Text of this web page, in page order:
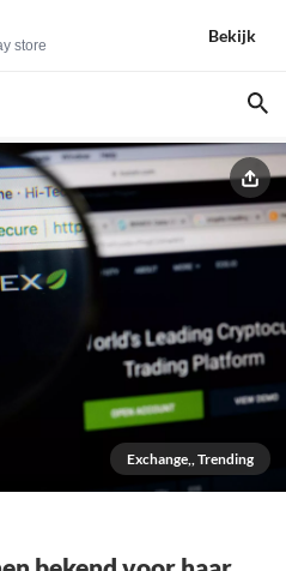
store
Bekijk
Exchange,, Trending